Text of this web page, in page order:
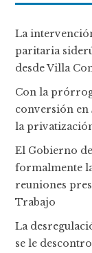
La
paritaria
desde Villa
Con la
conversión en
la
El Gobierno
formalmente
reuniones
Trabajo
La
se le